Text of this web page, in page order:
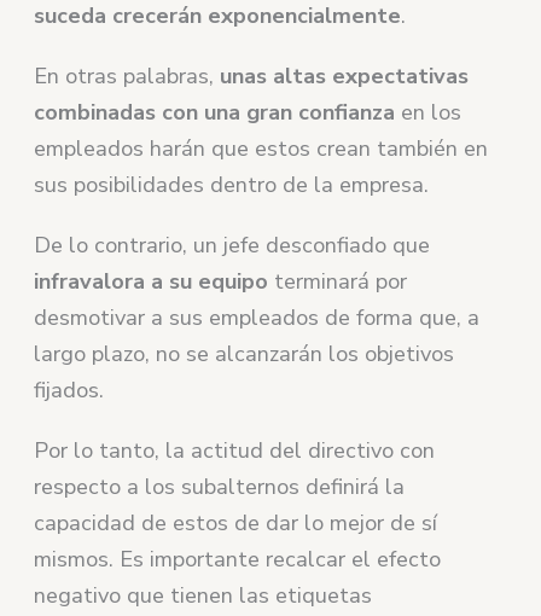
suceda crecerán exponencialmente.
En otras palabras, unas altas expectativas
combinadas con una gran confianza en los
empleados harán que estos crean también en
sus posibilidades dentro de la empresa.
De lo contrario, un jefe desconfiado que
infravalora a su equipo terminará por
desmotivar a sus empleados de forma que, a
largo plazo, no se alcanzarán los objetivos
fijados.
Por lo tanto, la actitud del directivo con
respecto a los subalternos definirá la
capacidad de estos de dar lo mejor de sí
mismos. Es importante recalcar el efecto
negativo que tienen las etiquetas